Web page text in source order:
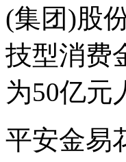
(集团)股
技型消费
为50亿元
平安金易